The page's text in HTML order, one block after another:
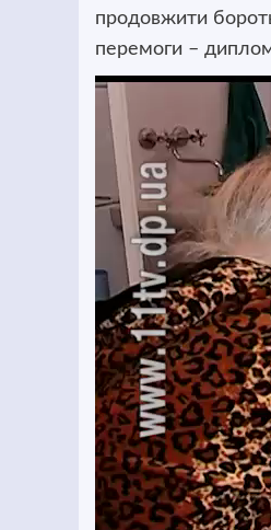
продовжити
перемоги –
Відеопрогравач